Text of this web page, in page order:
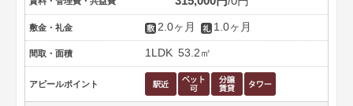
敷金・礼金 2.0ヶ月 1.0ヶ月
間取・面積 1LDK 53.2㎡
アピールポイント